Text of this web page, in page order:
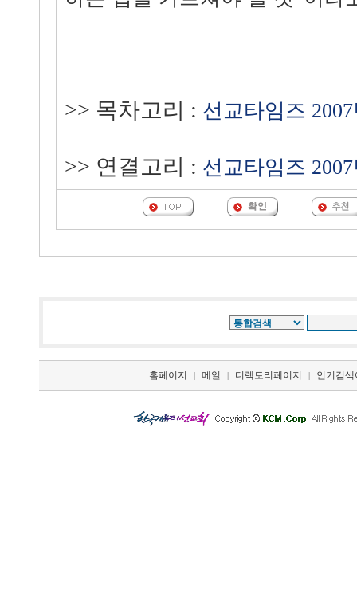
>> 목차고리 : 선교타임즈
>> 연결고리 : 선교타임즈
홈페이지 | 메일 | 디렉토리페이지 | 인기검색